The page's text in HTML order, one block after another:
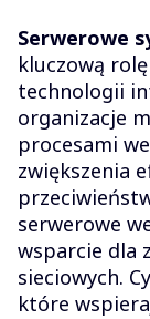
Serwerowe
kluczową
technologii
organizacje
procesami
zwiększenia
serwerowe
wsparcie dla
sieciowych.
które